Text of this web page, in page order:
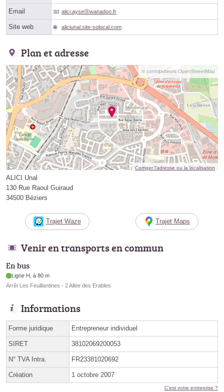
Email alici.ayseⓐwanadoo.fr
Site web aliciunal.site-solocal.com
Plan et adresse
© contributeurs OpenStreetMap
Corriger l’adresse ou la localisation
ALICI Unal
130 Rue Raoul Guiraud
34500 Béziers
Trajet Waze Trajet Maps
Venir en transports en commun
En bus
Ligne H, à 80 m
Arrêt Les Feuillantines - 2 Allée des Erables
Informations
Forme juridique Entrepreneur individuel
SIRET 38102069200053
N° TVA Intra. FR23381020692
Création 1 octobre 2007
C'est votre entreprise ?